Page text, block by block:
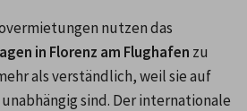
nutzen das
in Florenz am Flughafen zu
als verständlich, weil sie auf
sind. Der internationale